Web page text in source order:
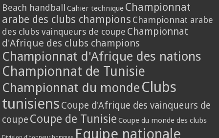
Beach handball Cahier technique Championnat
arabe des clubs champions Championnat arabe
des clubs vainqueurs de coupe Championnat
d'Afrique des clubs champions
Championnat d'Afrique des nations
Championnat de Tunisie
Championnat du monde Clubs
tunisiens Coupe d'Afrique des vainqueurs de
coupe Coupe de Tunisie Coupe du monde des clubs
Equipe nationale